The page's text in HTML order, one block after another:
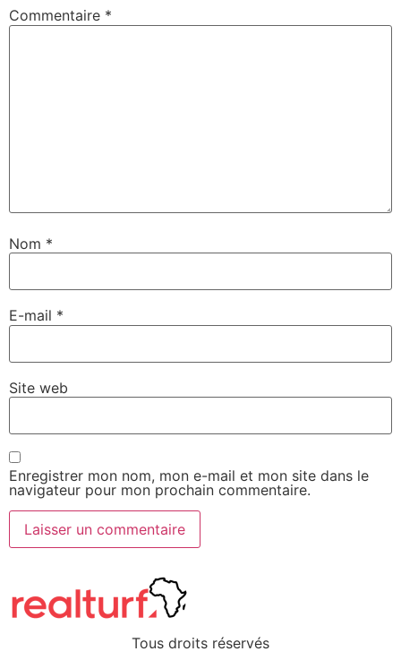
Commentaire *
Nom *
E-mail *
Site web
Enregistrer mon nom, mon e-mail et mon site dans le
navigateur pour mon prochain commentaire.
Tous droits réservés